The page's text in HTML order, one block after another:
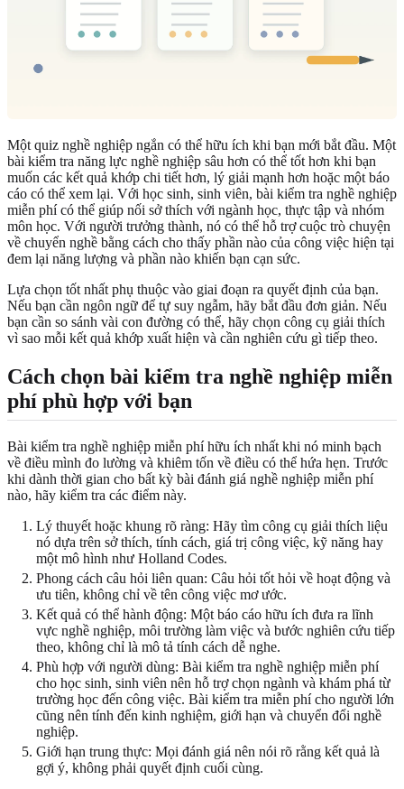
Một quiz nghề nghiệp ngắn có thể hữu ích khi bạn mới bắt đầu. Một
bài kiểm tra năng lực nghề nghiệp sâu hơn có thể tốt hơn khi bạn
muốn các kết quả khớp chi tiết hơn, lý giải mạnh hơn hoặc một báo
cáo có thể xem lại. Với học sinh, sinh viên, bài kiểm tra nghề nghiệp
miễn phí có thể giúp nối sở thích với ngành học, thực tập và nhóm
môn học. Với người trưởng thành, nó có thể hỗ trợ cuộc trò chuyện
về chuyển nghề bằng cách cho thấy phần nào của công việc hiện tại
đem lại năng lượng và phần nào khiến bạn cạn sức.
Lựa chọn tốt nhất phụ thuộc vào giai đoạn ra quyết định của bạn.
Nếu bạn cần ngôn ngữ để tự suy ngẫm, hãy bắt đầu đơn giản. Nếu
bạn cần so sánh vài con đường có thể, hãy chọn công cụ giải thích
vì sao mỗi kết quả khớp xuất hiện và cần nghiên cứu gì tiếp theo.
Cách chọn bài kiểm tra nghề nghiệp miễn
phí phù hợp với bạn
Bài kiểm tra nghề nghiệp miễn phí hữu ích nhất khi nó minh bạch
về điều mình đo lường và khiêm tốn về điều có thể hứa hẹn. Trước
khi dành thời gian cho bất kỳ bài đánh giá nghề nghiệp miễn phí
nào, hãy kiểm tra các điểm này.
Lý thuyết hoặc khung rõ ràng: Hãy tìm công cụ giải thích liệu
nó dựa trên sở thích, tính cách, giá trị công việc, kỹ năng hay
một mô hình như Holland Codes.
Phong cách câu hỏi liên quan: Câu hỏi tốt hỏi về hoạt động và
ưu tiên, không chỉ về tên công việc mơ ước.
Kết quả có thể hành động: Một báo cáo hữu ích đưa ra lĩnh
vực nghề nghiệp, môi trường làm việc và bước nghiên cứu tiếp
theo, không chỉ là mô tả tính cách dễ nghe.
Phù hợp với người dùng: Bài kiểm tra nghề nghiệp miễn phí
cho học sinh, sinh viên nên hỗ trợ chọn ngành và khám phá từ
trường học đến công việc. Bài kiểm tra miễn phí cho người lớn
cũng nên tính đến kinh nghiệm, giới hạn và chuyển đổi nghề
nghiệp.
Giới hạn trung thực: Mọi đánh giá nên nói rõ rằng kết quả là
gợi ý, không phải quyết định cuối cùng.